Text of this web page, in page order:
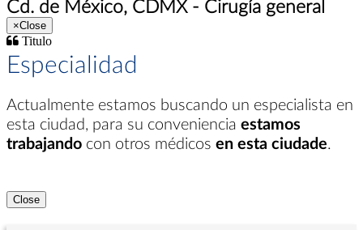
Cd. de México, CDMX - Cirugía general
×Close
Titulo
Especialidad
Actualmente estamos buscando un especialista en
esta ciudad, para su conveniencia estamos
trabajando con otros médicos en esta ciudade.
Close